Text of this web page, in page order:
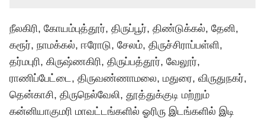
நீலகிரி, கோயம்புத்தூர், திருப்பூர், திண்டுக்கல், தேனி,
கரூர், நாமக்கல், ஈரோடு, சேலம், திருச்சிராப்பள்ளி,
தர்மபுரி, கிருஷ்ணகிரி, திருப்பத்தூர், வேலூர்,
ராணிப்பேட்டை, திருவண்ணாமலை, மதுரை, விருதுநகர்,
தென்காசி, திருநெல்வேலி, தூத்துக்குடி மற்றும்
கன்னியாகுமரி மாவட்டங்களில் ஓரிரு இடங்களில் இடி